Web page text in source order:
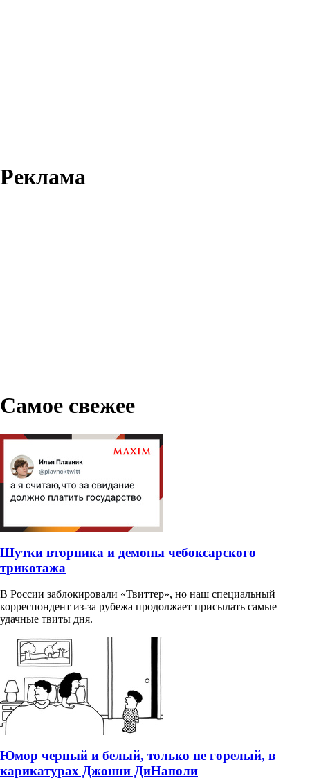
Реклама
Самое свежее
Шутки вторника и демоны чебоксарского
трикотажа
В России заблокировали «Твиттер», но наш специальный
корреспондент из-за рубежа продолжает присылать самые
удачные твиты дня.
Юмор черный и белый, только не горелый, в
карикатурах Джонни ДиНаполи